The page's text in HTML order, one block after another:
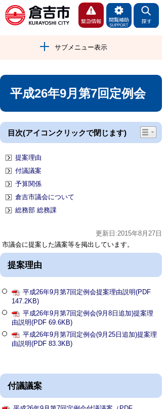
サブメニュー表示
平成26年9月第7回定例会
目次(アイコンクリックで閉じます)
提案理由
付議議案
予算関係
倉吉市議会について
総務部 総務課
更新日:2015年8月27日
市議会に提案した議案等を掲出しています。
提案理由
平成26年9月第7回定例会提案理由説明(PDF
147.2KB)
平成26年9月第7回定例会(9月8日追加)提案理
由説明(PDF 69.6KB)
平成26年9月第7回定例会(9月25日追加)提案理
由説明(PDF 83.3KB)
付議議案